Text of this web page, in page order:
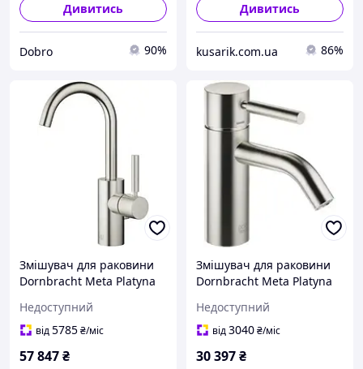
Дивитись
Dobro 90%
Дивитись
kusarik.com.ua 86%
Змішувач для раковини
Dornbracht Meta Platyna
Недоступний
від5785₴/міс
57 847₴
Змішувач для раковини
Dornbracht Meta Platyna
Недоступний
від3040₴/міс
30 397₴